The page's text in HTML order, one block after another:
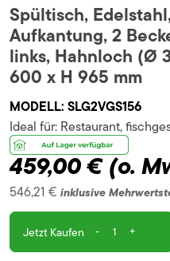
Spültisch,
Aufkantung, 2
links, Hahnloch (Ø
600 x H 965 mm
MODELL: SLG2VGS156
459,00 €(o.
546,21 € inklusive
Ideal für: Restaurant,
Jetzt Kaufen - +